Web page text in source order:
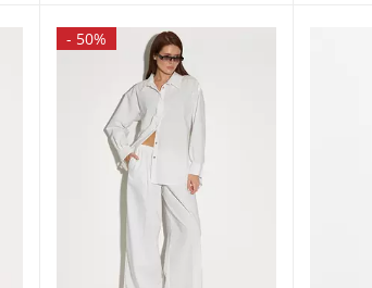
- 50%